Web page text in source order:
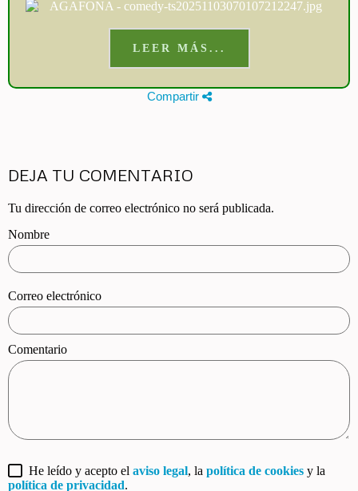
LEER MÁS...
Compartir
DEJA TU COMENTARIO
Tu dirección de correo electrónico no será publicada.
Nombre
Correo electrónico
Comentario
He leído y acepto el aviso legal, la política de cookies y la
política de privacidad.